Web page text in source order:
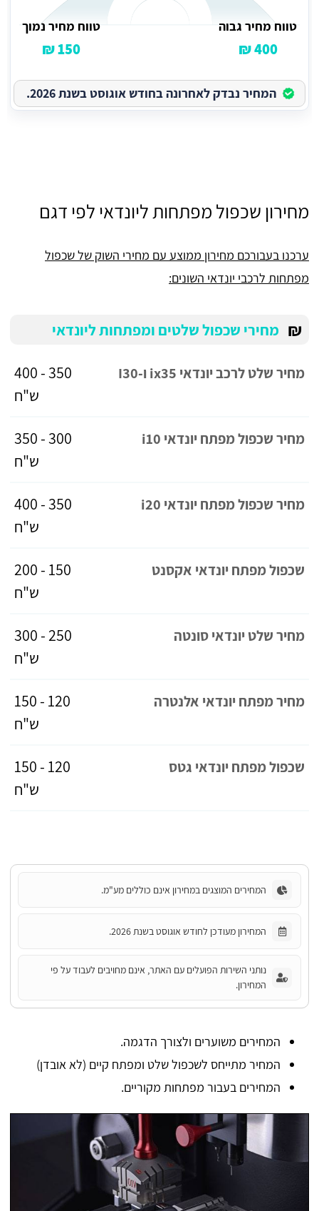
טווח מחיר גבוה
400 ₪
טווח מחיר נמוך
150 ₪
המחיר נבדק לאחרונה בחודש אוגוסט בשנת 2026.
מחירון שכפול מפתחות ליונדאי לפי דגם
ערכנו בעבורכם מחירון ממוצע עם מחירי השוק של שכפול
מפתחות לרכבי יונדאי השונים:
₪ מחירי שכפול שלטים ומפתחות ליונדאי
מחיר שלט לרכב יונדאי ix35 ו-I30
350 - 400
ש"ח
מחיר שכפול מפתח יונדאי i10
300 - 350
ש"ח
מחיר שכפול מפתח יונדאי i20
350 - 400
ש"ח
שכפול מפתח יונדאי אקסנט
150 - 200
ש"ח
מחיר שלט יונדאי סונטה
250 - 300
ש"ח
מחיר מפתח יונדאי אלנטרה
120 - 150
ש"ח
שכפול מפתח יונדאי גטס
120 - 150
ש"ח
המחירים המוצגים במחירון אינם כוללים מע"מ.
המחירון מעודכן לחודש אוגוסט בשנת 2026.
נותני השירות הפועלים עם האתר, אינם מחויבים לעבוד על פי
המחירון.
המחירים משוערים ולצורך הדגמה.
המחיר מתייחס לשכפול שלט ומפתח קיים (לא אובדן)
המחירים בעבור מפתחות מקוריים.